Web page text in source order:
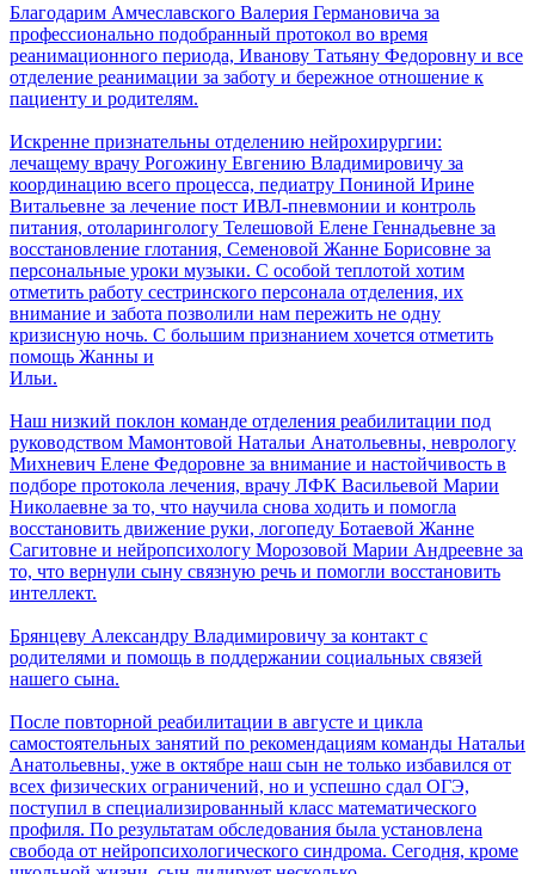
Благодарим Амчеславского Валерия Германовича за
профессионально подобранный протокол во время
реанимационного периода, Иванову Татьяну Федоровну и все
отделение реанимации за заботу и бережное отношение к
пациенту и родителям.
Искренне признательны отделению нейрохирургии:
лечащему врачу Рогожину Евгению Владимировичу за
координацию всего процесса, педиатру Пониной Ирине
Витальевне за лечение пост ИВЛ-пневмонии и контроль
питания, отоларингологу Телешовой Елене Геннадьевне за
восстановление глотания, Семеновой Жанне Борисовне за
персональные уроки музыки. С особой теплотой хотим
отметить работу сестринского персонала отделения, их
внимание и забота позволили нам пережить не одну
кризисную ночь. С большим признанием хочется отметить
помощь Жанны и
Ильи.
Наш низкий поклон команде отделения реабилитации под
руководством Мамонтовой Натальи Анатольевны, неврологу
Михневич Елене Федоровне за внимание и настойчивость в
подборе протокола лечения, врачу ЛФК Васильевой Марии
Николаевне за то, что научила снова ходить и помогла
восстановить движение руки, логопеду Ботаевой Жанне
Сагитовне и нейропсихологу Морозовой Марии Андреевне за
то, что вернули сыну связную речь и помогли восстановить
интеллект.
Брянцеву Александру Владимировичу за контакт с
родителями и помощь в поддержании социальных связей
нашего сына.
После повторной реабилитации в августе и цикла
самостоятельных занятий по рекомендациям команды Натальи
Анатольевны, уже в октябре наш сын не только избавился от
всех физических ограничений, но и успешно сдал ОГЭ,
поступил в специализированный класс математического
профиля. По результатам обследования была установлена
свобода от нейропсихологического синдрома. Сегодня, кроме